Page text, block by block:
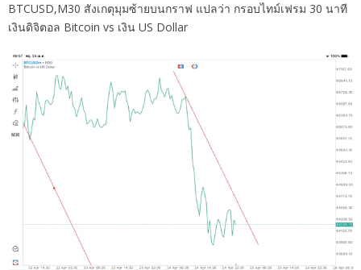
BTCUSD,M30 สังเกตุมุมซ้ายบนกราฟ แปลว่า กรอบไทม์เฟรม 30 นาที
เงินดิจิตอล Bitcoin vs เงิน US Dollar